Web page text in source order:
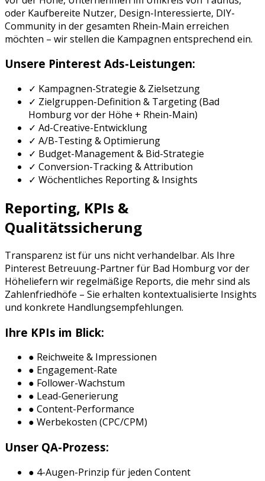
oder Kaufbereite Nutzer, Design-Interessierte, DIY-
Community in der gesamten Rhein-Main erreichen
möchten – wir stellen die Kampagnen entsprechend ein.
Unsere Pinterest Ads-Leistungen:
✓ Kampagnen-Strategie & Zielsetzung
✓ Zielgruppen-Definition & Targeting (Bad
Homburg vor der Höhe + Rhein-Main)
✓ Ad-Creative-Entwicklung
✓ A/B-Testing & Optimierung
✓ Budget-Management & Bid-Strategie
✓ Conversion-Tracking & Attribution
✓ Wöchentliches Reporting & Insights
Reporting, KPIs &
Qualitätssicherung
Transparenz ist für uns nicht verhandelbar. Als Ihre
Pinterest Betreuung-Partner für Bad Homburg vor der
Höheliefern wir regelmäßige Reports, die mehr sind als
Zahlenfriedhöfe – Sie erhalten kontextualisierte Insights
und konkrete Handlungsempfehlungen.
Ihre KPIs im Blick:
● Reichweite & Impressionen
● Engagement-Rate
● Follower-Wachstum
● Lead-Generierung
● Content-Performance
● Werbekosten (CPC/CPM)
Unser QA-Prozess:
● 4-Augen-Prinzip für jeden Content